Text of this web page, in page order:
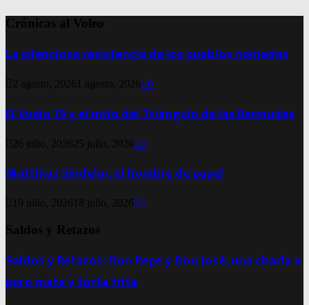
Crónicas al Voleo
La silenciosa resistencia de los pueblos nómadas
2 agosto, 2026 1 agosto, 2026 0
El Vuelo 19 y el mito del Triángulo de las Bermudas
26 julio, 2026 25 julio, 2026 0
Matthias Sindelar, el hombre de papel
19 julio, 2026 18 julio, 2026 0
Saldos y Retazos
Saldos y Retazos: Don Pepe y Don José, una charla a
puro mate y torta frita